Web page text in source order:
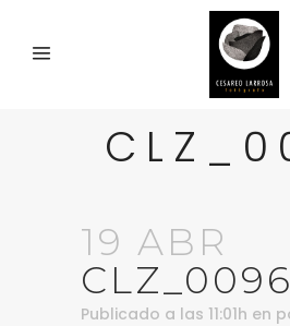
19 ABR
CLZ_0096
Publicado a las 11:01h en